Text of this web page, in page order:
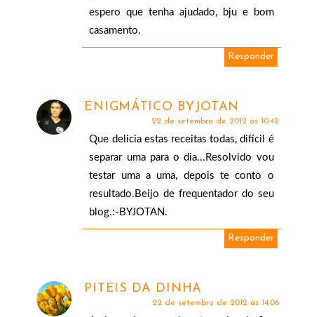
espero que tenha ajudado, bju e bom
casamento.
Responder
ENIGMÁTICO BYJOTAN
22 de setembro de 2012 às 10:42
Que delicia estas receitas todas, difícil é
separar uma para o dia...Resolvido vou
testar uma a uma, depois te conto o
resultado.Beijo de frequentador do seu
blog.:-BYJOTAN.
Responder
PITEIS DA DINHA
22 de setembro de 2012 às 14:06